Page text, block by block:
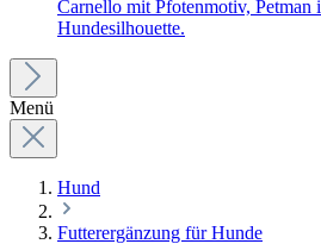
Menü
Hund
Futterergänzung für Hunde